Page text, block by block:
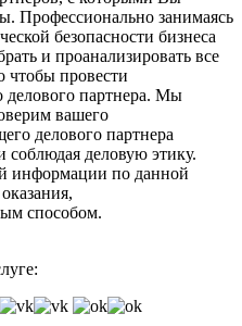
Профессионально занимаясь
безопасности бизнеса
и проанализировать все
чтобы провести
делового партнера. Мы
вашего
делового партнера
соблюдая деловую этику.
информации по данной
способом.